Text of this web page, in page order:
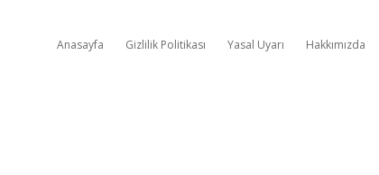
Anasayfa Gizlilik Politikası Yasal Uyarı Hakkımızda